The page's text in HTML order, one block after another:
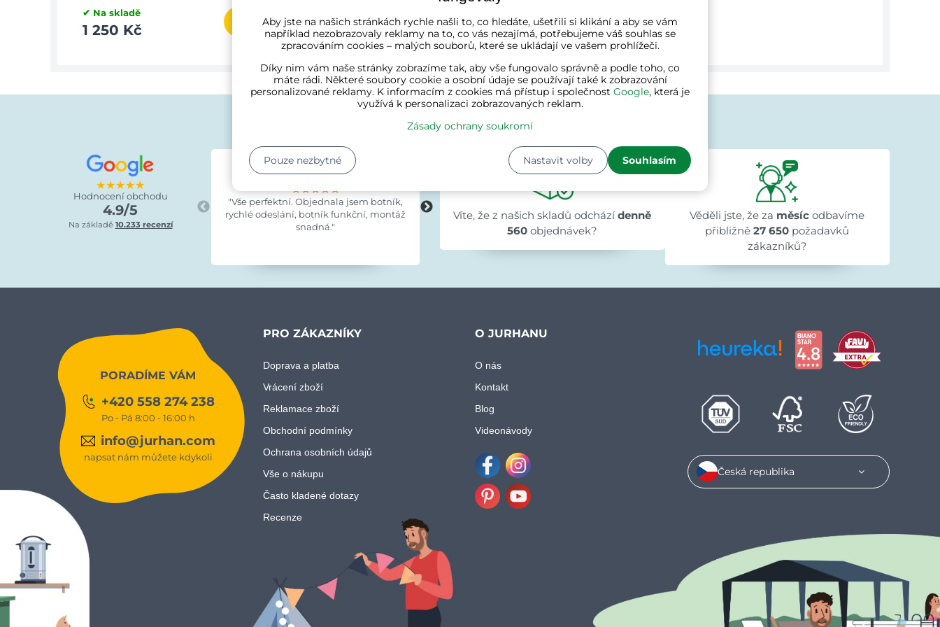
✔ Na skladě
1 250 Kč 875 Kč1 193 Kč 1 238 Kč1 525 Kč
★★★★★
Hodnocení obchodu
4.9/5
Na základě 10.233 recenzí
Zákazníci o nás říkají
Lucie Kratochvílová
★★★★★
★★★★★
★★★★★
"Vše perfektní. Objednala jsem botník,
rychlé odeslání, botník funkční, montáž
snadná."
Evka Hýlová
★★★★★
★★★★★
★★★★★
"Rychlé,v pořádku."
Ivana Ježková
před 1 dnem
★★★★★
★★★★★
★★★★★
"Přehlednost stránek a rychlé dodání."
Víte, že z našich skladů odcházídenně
560 objednávek?
Věděli jste, že za měsíc odbavíme
přibližně27 650 požadavků
zákazníků?
PORADÍME VÁM
+420 558 274 238
Po - Pá 8:00 - 16:00 h
info@jurhan.com
napsat nám můžete kdykoli
PRO ZÁKAZNÍKY
Doprava a platba
Vrácení zboží
Reklamace zboží
Obchodní podmínky
Ochrana osobních údajů
Vše o nákupu
Často kladené dotazy
Recenze
O JURHANU
O nás
Kontakt
Blog
Videonávody
FacebookInstagram
Česká republika
Aby jste na našich stránkách rychle našli to, co hledáte, ušetřili si klikání a aby se vám
například nezobrazovaly reklamy na to, co vás nezajímá, potřebujeme váš souhlas se
zpracováním cookies – malých souborů, které se ukládají ve vašem prohlížeči.
Díky nim vám naše stránky zobrazíme tak, aby vše fungovalo správně a podle toho, co
máte rádi. Některé soubory cookie a osobní údaje se používají také k zobrazování
personalizované reklamy. K informacím z cookies má přístup i společnost Google, která je
využívá k personalizaci zobrazovaných reklam.
Zásady ochrany soukromí
Nastavit volby Souhlasím
Pouze nezbytné